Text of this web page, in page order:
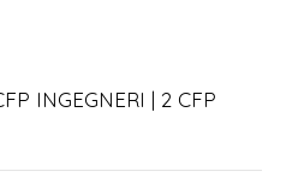
INGEGNERI | 2 CFP